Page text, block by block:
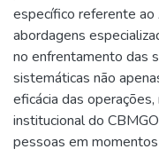
específico referente ao
abordagens
no enfrentamento das
sistemáticas não
eficácia das
institucional do
pessoas em